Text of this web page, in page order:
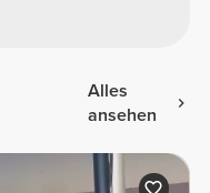
Alles
ansehen